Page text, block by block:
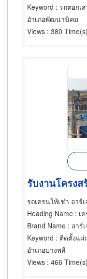
Keyword : รถตอกเ
อำเภอพัฒนานิคม
Views : 380 Time(s)
รับงานโครง
รถเครนให้เช่า อาร์
Heading Name : เครน
Brand Name : อาร์
Keyword : ติดตั้งแผ่น
อำเภอบางพลี
Views : 466 Time(s)